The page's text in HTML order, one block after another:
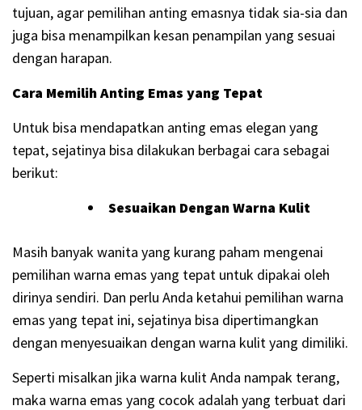
tujuan, agar pemilihan anting emasnya tidak sia-sia dan
juga bisa menampilkan kesan penampilan yang sesuai
dengan harapan.
Cara Memilih Anting Emas yang Tepat
Untuk bisa mendapatkan anting emas elegan yang
tepat, sejatinya bisa dilakukan berbagai cara sebagai
berikut:
Sesuaikan Dengan Warna Kulit
Masih banyak wanita yang kurang paham mengenai
pemilihan warna emas yang tepat untuk dipakai oleh
dirinya sendiri. Dan perlu Anda ketahui pemilihan warna
emas yang tepat ini, sejatinya bisa dipertimangkan
dengan menyesuaikan dengan warna kulit yang dimiliki.
Seperti misalkan jika warna kulit Anda nampak terang,
maka warna emas yang cocok adalah yang terbuat dari